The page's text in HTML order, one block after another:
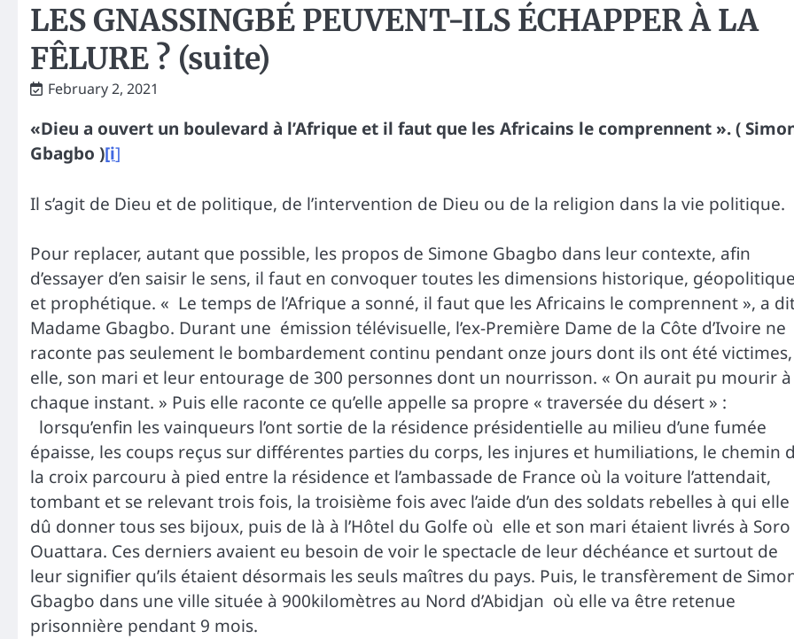
LES GNASSINGBÉ PEUVENT-ILS ÉCHAPPER À LA
FÊLURE ? (suite)
February 2, 2021
«Dieu a ouvert un boulevard à l’Afrique et il faut que les Africains le comprennent ». (
Gbagbo )[i]
Il s’agit de Dieu et de politique, de l’intervention de Dieu ou de la religion dans la vie politique.
Pour replacer, autant que possible, les propos de Simone Gbagbo dans leur contexte, afin
d’essayer d’en saisir le sens, il faut en convoquer toutes les dimensions historique, géopolitique
et prophétique. « Le temps de l’Afrique a sonné, il faut que les Africains le comprennent », a
Madame Gbagbo. Durant une émission télévisuelle, l’ex-Première Dame de la Côte d’Ivoire ne
raconte pas seulement le bombardement continu pendant onze jours dont ils ont été victimes,
elle, son mari et leur entourage de 300 personnes dont un nourrisson. « On aurait pu mourir à
chaque instant. » Puis elle raconte ce qu’elle appelle sa propre « traversée du désert » :
lorsqu’enfin les vainqueurs l’ont sortie de la résidence présidentielle au milieu d’une fumée
épaisse, les coups reçus sur différentes parties du corps, les injures et humiliations, le chemin
la croix parcouru à pied entre la résidence et l’ambassade de France où la voiture l’attendait,
tombant et se relevant trois fois, la troisième fois avec l’aide d’un des soldats rebelles à qui elle
dû donner tous ses bijoux, puis de là à l’Hôtel du Golfe où elle et son mari étaient livrés à
Ouattara. Ces derniers avaient eu besoin de voir le spectacle de leur déchéance et surtout de
leur signifier qu’ils étaient désormais les seuls maîtres du pays. Puis, le transfèrement de
Gbagbo dans une ville située à 900kilomètres au Nord d’Abidjan où elle va être retenue
prisonnière pendant 9 mois.